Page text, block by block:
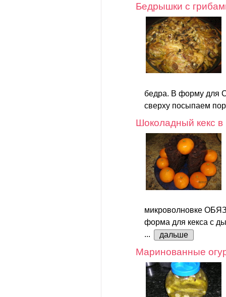
Бедрышки с
бедра. В форму для
сверху посыпаем
Шоколадный кекс в
микроволновке
форма для кекса с
...
дальше
Маринованные